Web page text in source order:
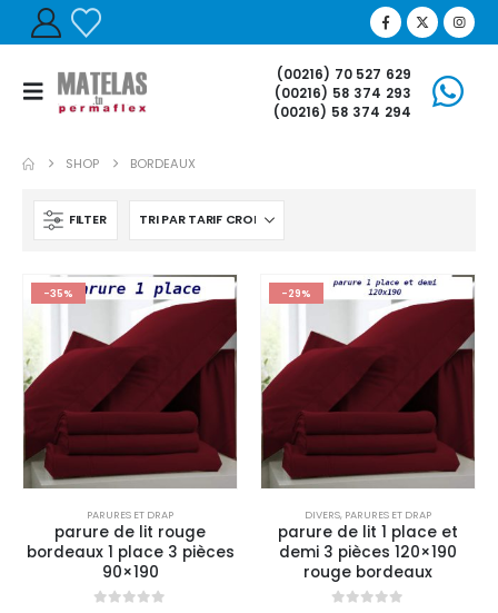
(00216) 70 527 629
(00216) 58 374 293
(00216) 58 374 294
SHOP BORDEAUX
FILTER
-35%
PARURES ET DRAP
parure de lit rouge
bordeaux 1 place 3 pièces
90×190
-29%
DIVERS, PARURES ET DRAP
parure de lit 1 place et
demi 3 pièces 120×190
rouge bordeaux